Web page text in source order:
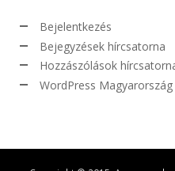
Bejelentkezés
Bejegyzések hírcsatorna
Hozzászólások
WordPress Magyarország